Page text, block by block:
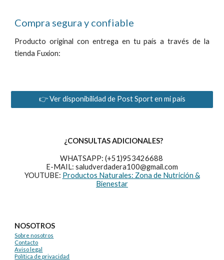
Compra segura y confiable
Producto original con entrega en tu país a través de la
tienda Fuxion:
👉 Ver disponibilidad de Post Sport en mi país
¿CONSULTAS ADICIONALES?
WHATSAPP: (+51)953426688
E-MAIL: saludverdadera100@gmail.com
YOUTUBE: Productos Naturales: Zona de Nutrición &
Bienestar
NOSOTROS
Sobre nosotros
Contacto
Aviso legal
Política de privacidad